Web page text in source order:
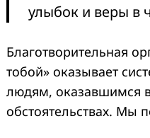
улыбок и веры в
Благотворительная
тобой» оказывает
людям, оказавшимся
обстоятельствах. Мы